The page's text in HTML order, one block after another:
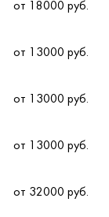
от 18000 руб.
от 13000 руб.
от 13000 руб.
от 13000 руб.
от 32000 руб.